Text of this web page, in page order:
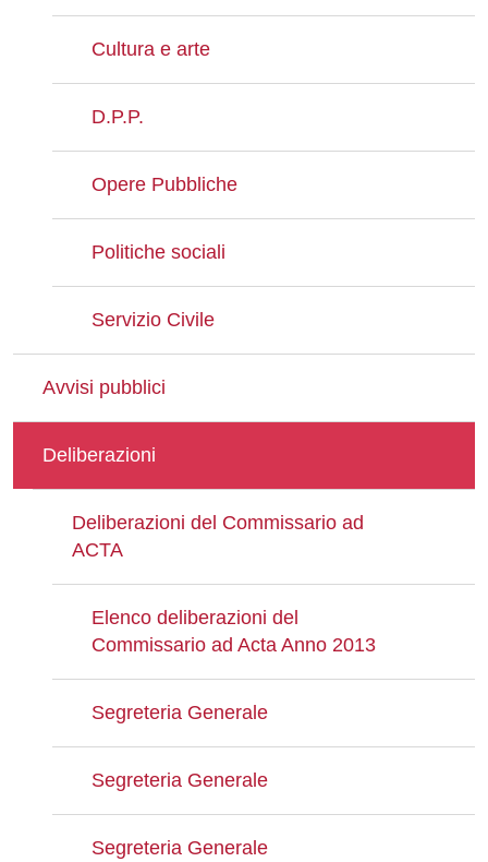
Cultura e arte
D.P.P.
Opere Pubbliche
Politiche sociali
Servizio Civile
Avvisi pubblici
Deliberazioni
Deliberazioni del Commissario ad
ACTA
Elenco deliberazioni del
Commissario ad Acta Anno 2013
Segreteria Generale
Segreteria Generale
Segreteria Generale